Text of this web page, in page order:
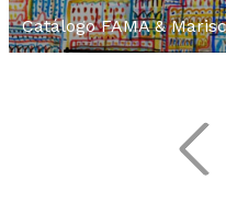
Catálogo FAMA &